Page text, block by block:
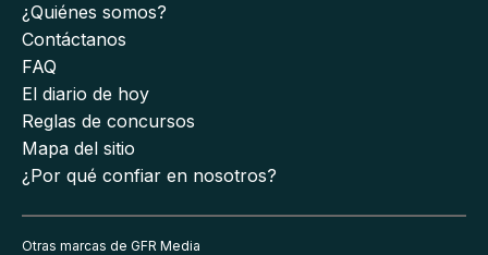
¿Quiénes somos?
Contáctanos
FAQ
El diario de hoy
Reglas de concursos
Mapa del sitio
¿Por qué confiar en nosotros?
Otras marcas de GFR Media